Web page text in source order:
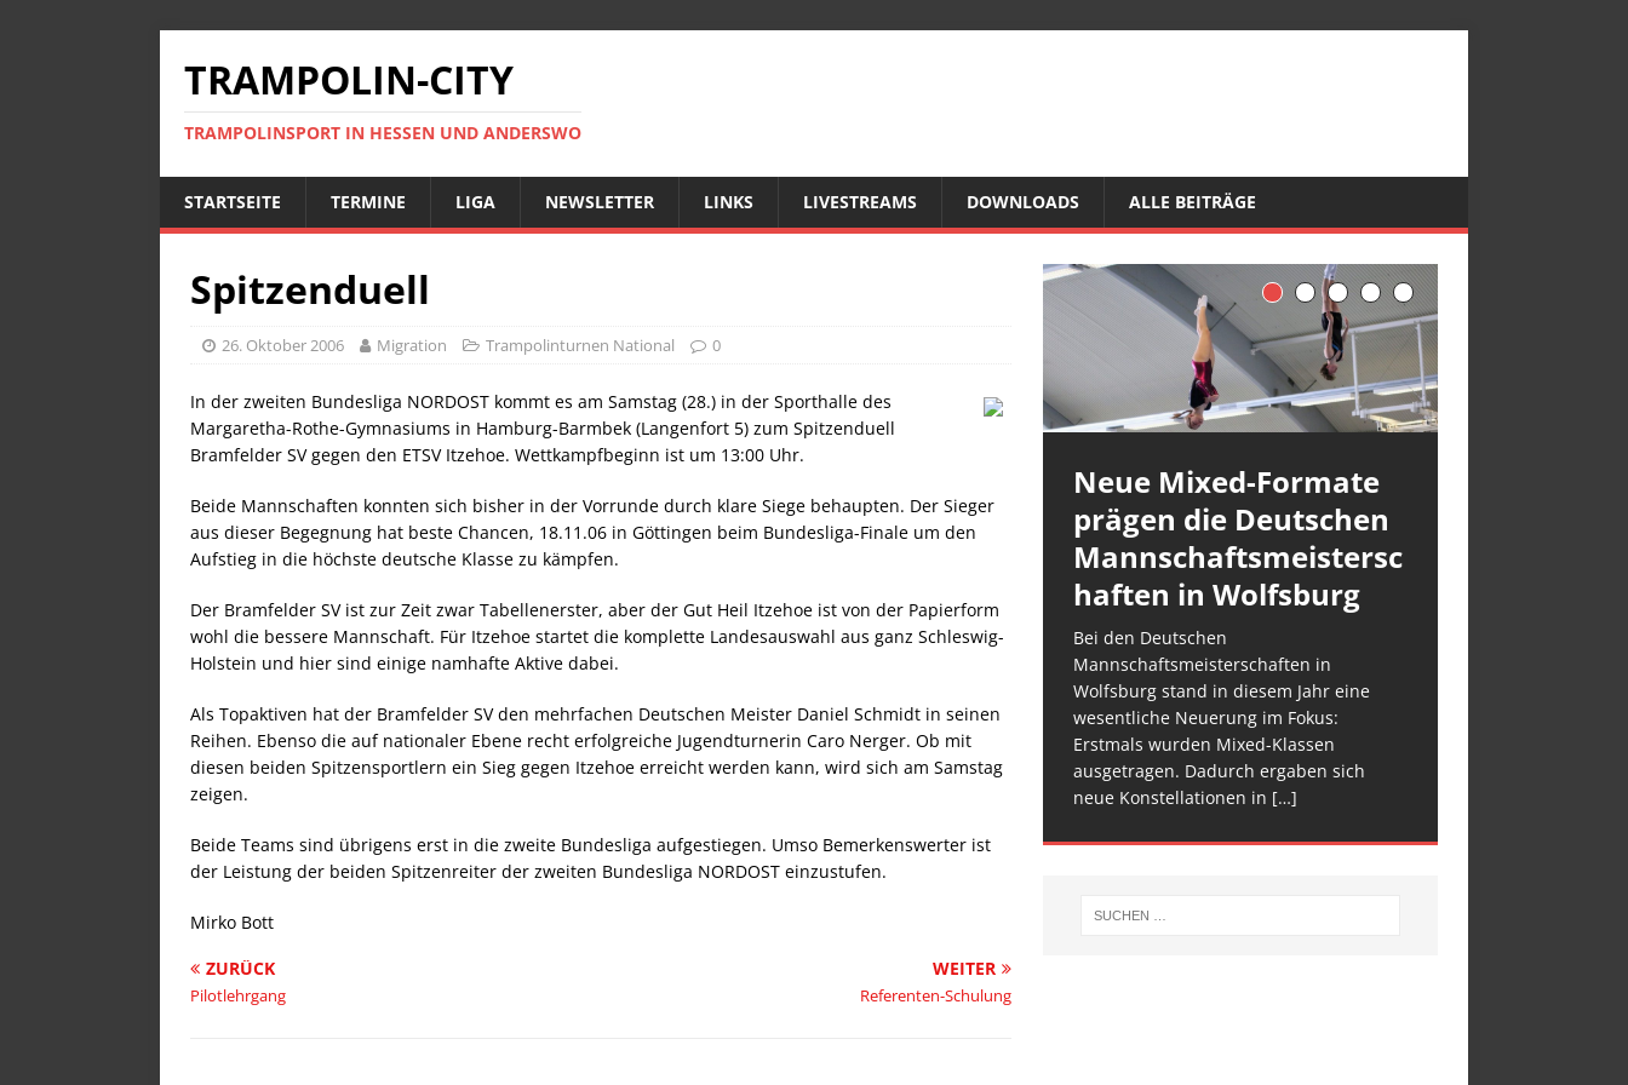
TRAMPOLIN-CITY
TRAMPOLINSPORT IN HESSEN UND ANDERSWO
STARTSEITE TERMINE LIGA NEWSLETTER LINKS LIVESTREAMS DOWNLOADS ALLE BEITRÄGE
Spitzenduell
26. Oktober 2006 Migration Trampolinturnen National 0
In der zweiten Bundesliga NORDOST kommt es am Samstag (28.) in der Sporthalle des
Margaretha-Rothe-Gymnasiums in Hamburg-Barmbek (Langenfort 5) zum Spitzenduell
Bramfelder SV gegen den ETSV Itzehoe. Wettkampfbeginn ist um 13:00 Uhr.
Beide Mannschaften konnten sich bisher in der Vorrunde durch klare Siege behaupten. Der Sieger
aus dieser Begegnung hat beste Chancen, 18.11.06 in Göttingen beim Bundesliga-Finale um den
Aufstieg in die höchste deutsche Klasse zu kämpfen.
Der Bramfelder SV ist zur Zeit zwar Tabellenerster, aber der Gut Heil Itzehoe ist von der Papierform
wohl die bessere Mannschaft. Für Itzehoe startet die komplette Landesauswahl aus ganz Schleswig-
Holstein und hier sind einige namhafte Aktive dabei.
Als Topaktiven hat der Bramfelder SV den mehrfachen Deutschen Meister Daniel Schmidt in seinen
Reihen. Ebenso die auf nationaler Ebene recht erfolgreiche Jugendturnerin Caro Nerger. Ob mit
diesen beiden Spitzensportlern ein Sieg gegen Itzehoe erreicht werden kann, wird sich am Samstag
zeigen.
Beide Teams sind übrigens erst in die zweite Bundesliga aufgestiegen. Umso Bemerkenswerter ist
der Leistung der beiden Spitzenreiter der zweiten Bundesliga NORDOST einzustufen.
Mirko Bott
ZURÜCK
Pilotlehrgang
WEITER
Referenten-Schulung
Neue Mixed-Formate
prägen die Deutschen
Mannschaftsmeistersc
haften in Wolfsburg
Bei den Deutschen
Mannschaftsmeisterschaften in
Wolfsburg stand in diesem Jahr eine
wesentliche Neuerung im Fokus:
Erstmals wurden Mixed-Klassen
ausgetragen. Dadurch ergaben sich
neue Konstellationen in […]